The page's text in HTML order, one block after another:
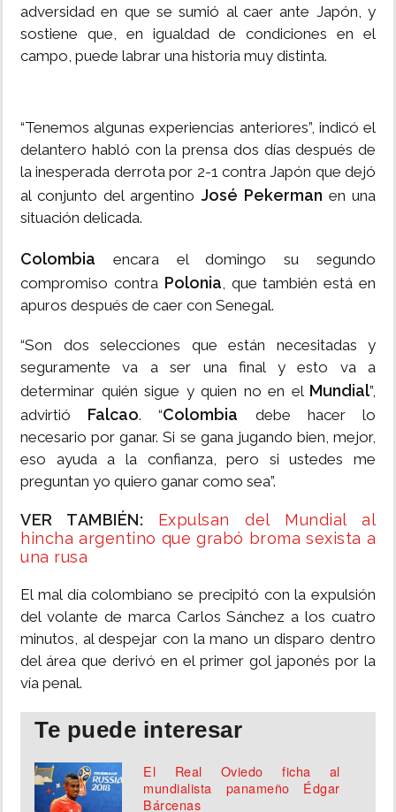
adversidad en que se sumió al caer ante Japón, y
sostiene que, en igualdad de condiciones en el
campo, puede labrar una historia muy distinta.
“Tenemos algunas experiencias anteriores”, indicó el
delantero habló con la prensa dos días después de
la inesperada derrota por 2-1 contra Japón que dejó
al conjunto del argentino José Pekerman en una
situación delicada.
Colombia encara el domingo su segundo
compromiso contra Polonia, que también está en
apuros después de caer con Senegal.
“Son dos selecciones que están necesitadas y
seguramente va a ser una final y esto va a
determinar quién sigue y quien no en el Mundial”,
advirtió Falcao. “Colombia debe hacer lo
necesario por ganar. Si se gana jugando bien, mejor,
eso ayuda a la confianza, pero si ustedes me
preguntan yo quiero ganar como sea”.
VER TAMBIÉN: Expulsan del Mundial al
hincha argentino que grabó broma sexista a
una rusa
El mal día colombiano se precipitó con la expulsión
del volante de marca Carlos Sánchez a los cuatro
minutos, al despejar con la mano un disparo dentro
del área que derivó en el primer gol japonés por la
vía penal.
Te puede interesar
El Real Oviedo ficha al
mundialista panameño Édgar
Bárcenas